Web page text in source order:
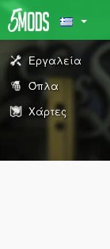
Εργαλεία
Όπλα
Χάρτες